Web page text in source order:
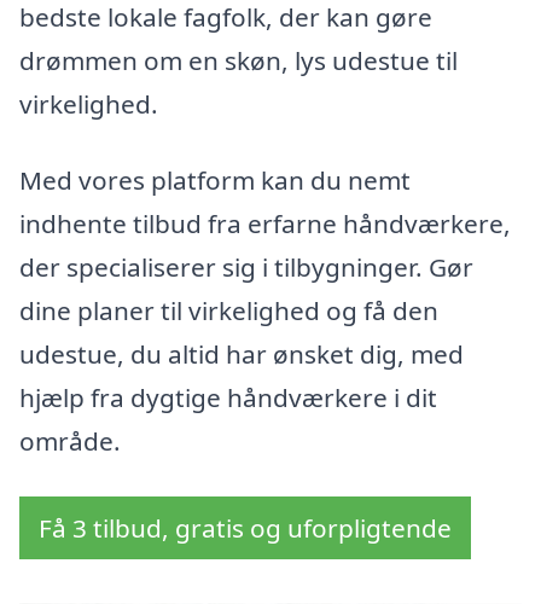
bedste lokale fagfolk, der kan gøre
drømmen om en skøn, lys udestue til
virkelighed.
Med vores platform kan du nemt
indhente tilbud fra erfarne håndværkere,
der specialiserer sig i tilbygninger. Gør
dine planer til virkelighed og få den
udestue, du altid har ønsket dig, med
hjælp fra dygtige håndværkere i dit
område.
Få 3 tilbud, gratis og uforpligtende